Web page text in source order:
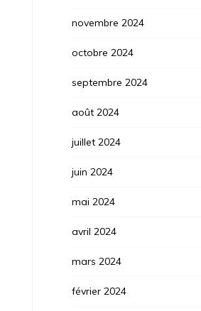
novembre 2024
octobre 2024
septembre 2024
août 2024
juillet 2024
juin 2024
mai 2024
avril 2024
mars 2024
février 2024